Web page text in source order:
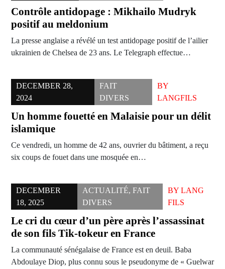
Contrôle antidopage : Mikhailo Mudryk
positif au meldonium
La presse anglaise a révélé un test antidopage positif de l’ailier
ukrainien de Chelsea de 23 ans. Le Telegraph effectue…
DECEMBER 28,
2024
FAIT
DIVERS
BY
LANGFILS
Un homme fouetté en Malaisie pour un délit
islamique
Ce vendredi, un homme de 42 ans, ouvrier du bâtiment, a reçu
six coups de fouet dans une mosquée en…
DECEMBER
18, 2025
ACTUALITÉ,FAIT
DIVERS
BY LANG
FILS
Le cri du cœur d’un père après l’assassinat
de son fils Tik-tokeur en France
La communauté sénégalaise de France est en deuil. Baba
Abdoulaye Diop, plus connu sous le pseudonyme de « Guelwar